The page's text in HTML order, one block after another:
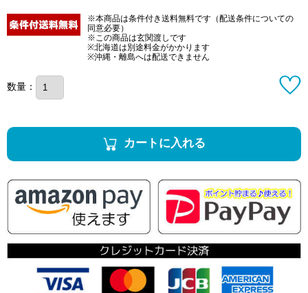
※本商品は条件付き送料無料です（配送条件についての
同意必要）
※この商品は玄関渡しです
※北海道は別途料金がかかります
※沖縄・離島へは配送できません
数量：
カートに入れる